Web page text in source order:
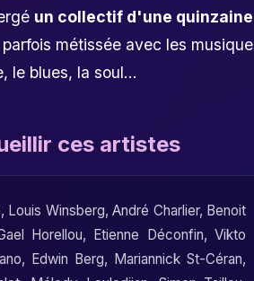
un collectif d'une quinzaine
métissée avec les
le blues, la soul...
ces artistes
, Louis Winsberg, André Charlier, Benoit
Horellou, Etienne Déconfin,Vikto
, Edwin Berg, Mariannick St-Céran,